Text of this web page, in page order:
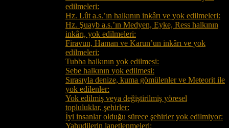
edilmeleri:
Hz. Lût a.s.’ın halkının inkârı ve yok edilmeleri:
Hz. Şuayb a.s.’ın Medyen, Eyke, Ress halkının
inkârı, yok edilmeleri:
Firavun, Haman ve Karun’un inkârı ve yok
edilmeleri:
Tubba halkının yok edilmesi:
Sebe halkının yok edilmesi:
Sırasıyla denize, kuma gömülenler ve Meteorit ile
yok edilenler:
Yok edilmiş veya değiştirilmiş yöresel
topluluklar, şehirler:
İyi insanlar olduğu sürece şehirler yok edilmiyor:
Yahudilerin lanetlenmeleri: